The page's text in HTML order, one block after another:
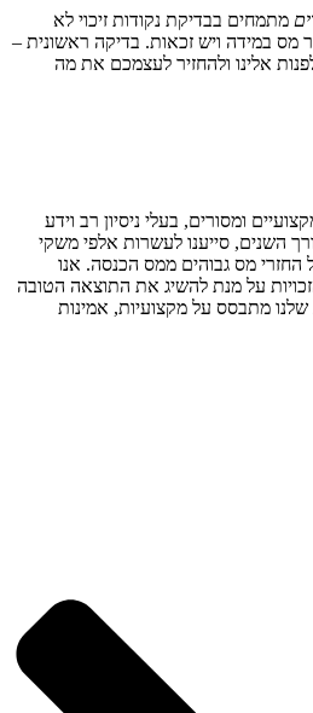
מתמחים בבדיקת נקודות זיכוי לא
מס במידה ויש זכאות. בדיקה ראשונית –
אלינו ולהחזיר לעצמכם את מה
ומסורים, בעלי ניסיון רב וידע
השנים, סייענו לעשרות אלפי משקי
החזרי מס גבוהים ממס הכנסה. אנו
על מנת להשיג את התוצאה הטובה
שלנו מתבסס על מקצועיות, אמינות